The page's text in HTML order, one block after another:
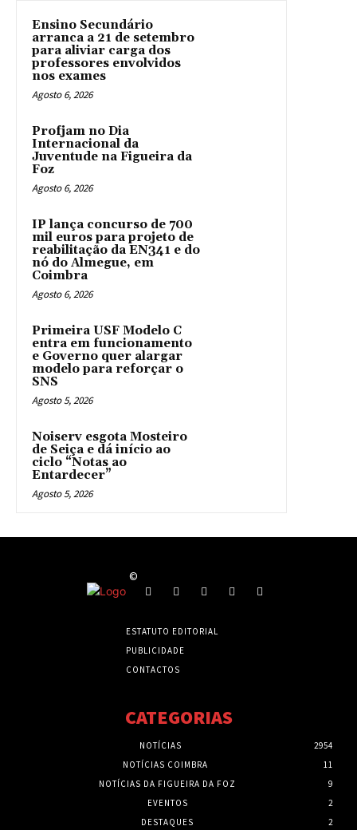
Ensino Secundário
arranca a 21 de setembro
para aliviar carga dos
professores envolvidos
nos exames
Agosto 6, 2026
Profjam no Dia
Internacional da
Juventude na Figueira da
Foz
Agosto 6, 2026
IP lança concurso de 700
mil euros para projeto de
reabilitação da EN341 e do
nó do Almegue, em
Coimbra
Agosto 6, 2026
Primeira USF Modelo C
entra em funcionamento
e Governo quer alargar
modelo para reforçar o
SNS
Agosto 5, 2026
Noiserv esgota Mosteiro
de Seiça e dá início ao
ciclo “Notas ao
Entardecer”
Agosto 5, 2026
©
ESTATUTO EDITORIAL
PUBLICIDADE
CONTACTOS
CATEGORIAS
NOTÍCIAS
2954
NOTÍCIAS COIMBRA
11
NOTÍCIAS DA FIGUEIRA DA FOZ
9
EVENTOS
2
DESTAQUES
2